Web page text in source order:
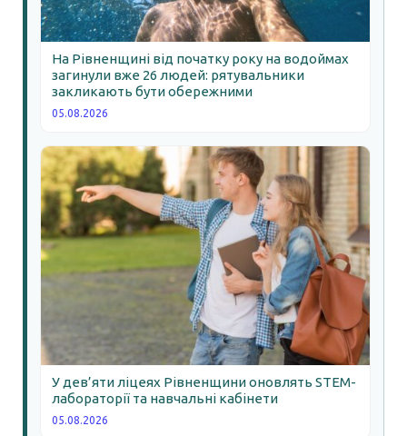
На Рівненщині від початку року на водоймах
загинули вже 26 людей: рятувальники
закликають бути обережними
05.08.2026
У дев’яти ліцеях Рівненщини оновлять STEM-
лабораторії та навчальні кабінети
05.08.2026